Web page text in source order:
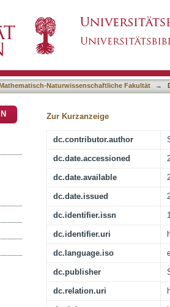
dating and low-
Naturwissenschaftliche Fakultät →
Zur Kurzanzeige
dc.contributor.author
dc.date.accessioned
dc.date.available
dc.date.issued
dc.identifier.issn
dc.identifier.uri
dc.language.iso
dc.publisher
dc.relation.uri